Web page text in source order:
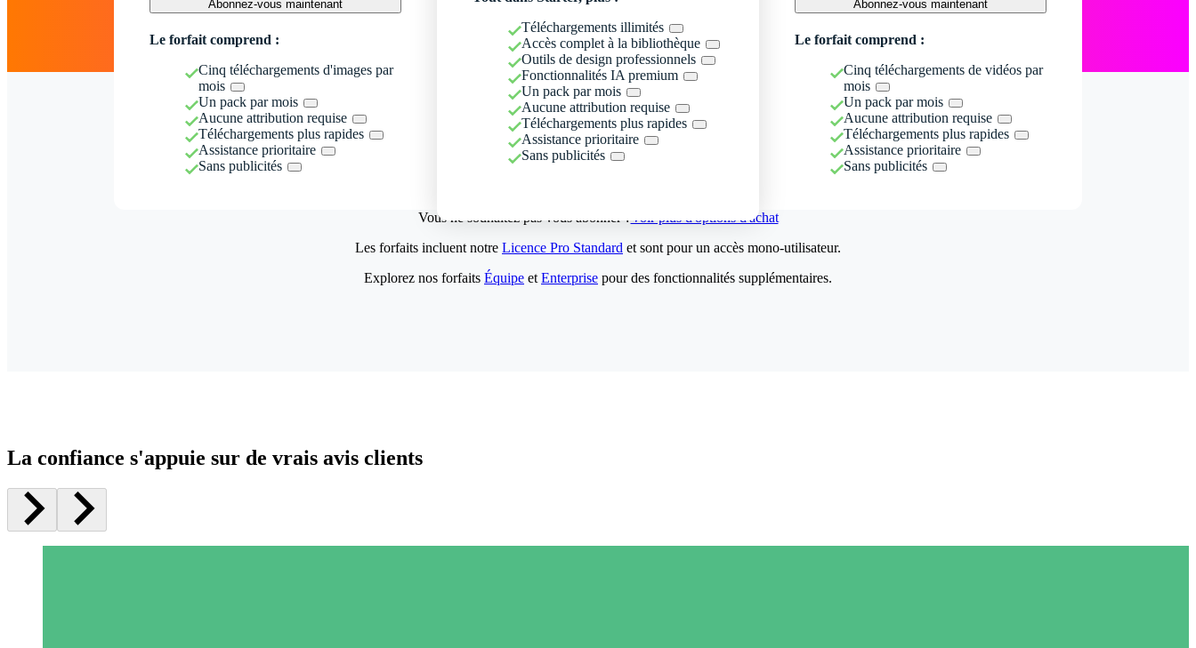
Abonnez-vous maintenant
Le forfait comprend :
Cinq téléchargements d'images par
mois
Un pack par mois
Aucune attribution requise
Téléchargements plus rapides
Assistance prioritaire
Sans publicités
Téléchargements illimités
Accès complet à la bibliothèque
Outils de design professionnels
Fonctionnalités IA premium
Un pack par mois
Aucune attribution requise
Téléchargements plus rapides
Assistance prioritaire
Sans publicités
Abonnez-vous maintenant
Le forfait comprend :
Cinq téléchargements de vidéos par
mois
Un pack par mois
Aucune attribution requise
Téléchargements plus rapides
Assistance prioritaire
Sans publicités
Vous ne souhaitez pas vous abonner ?Voir plus d'options d'achat
Les forfaits incluent notre Licence Pro Standard et sont pour un accès mono-utilisateur.
Explorez nos forfaits Équipe et Enterprise pour des fonctionnalités supplémentaires.
La confiance s'appuie sur de vrais avis clients